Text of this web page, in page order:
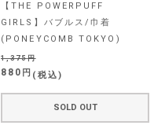
【THE POWERPUFF
GIRLS】バブルス/巾着
(PONEYCOMB TOKYO)
1,375
880 税込
SOLD OUT